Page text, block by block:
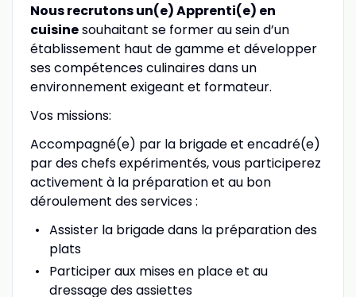
Nous recrutons un(e) Apprenti(e) en
cuisinesouhaitant se former au sein d’un
établissement haut de gamme et développer
ses compétences culinaires dans un
environnement exigeant et formateur.
Vos missions:
Accompagné(e) par la brigade et encadré(e)
par des chefs expérimentés, vous participerez
activement à la préparation et au bon
déroulement des services :
Assister la brigade dans la préparation des
plats
Participer aux mises en place et au
dressage des assiettes